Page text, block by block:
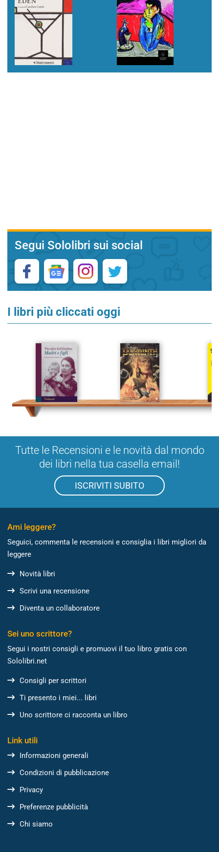
Segui Sololibri sui social
I libri più cliccati oggi
Tutte le Recensioni e le novità dal mondo
dei libri nella tua casella email!
ISCRIVITI SUBITO
Ami leggere?
Seguici, commenta le recensioni e consiglia i libri migliori da
leggere
Novità libri
Scrivi una recensione
Diventa un collaboratore
Sei uno scrittore?
Segui i nostri consigli e promuovi il tuo libro gratis con
Sololibri.net
Consigli per scrittori
Ti presento i miei... libri
Uno scrittore ci racconta un libro
Link utili
Informazioni generali
Condizioni di pubblicazione
Privacy
Preferenze pubblicità
Chi siamo